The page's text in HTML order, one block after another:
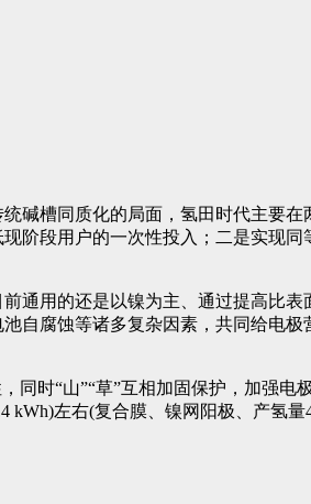
碱槽同质化的局面，氢田时代主要在
阶段用户的一次性投入；二是实现同
通用的还是以镍为主、通过提高比表
自腐蚀等诸多复杂因素，共同给电极
同时“山”“草”互相加固保护，加强电
左右(复合膜、镍网阳极、产氢量